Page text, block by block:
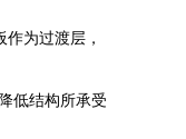
为过渡层，
低结构所承受